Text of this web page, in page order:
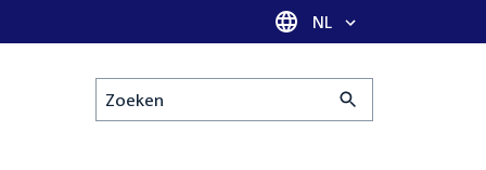
Taal selectie
NL
Zoeken